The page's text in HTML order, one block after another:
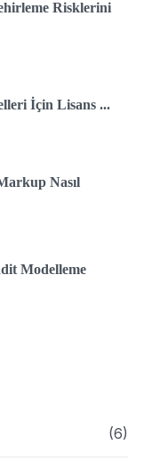
Risklerini
İçin Lisans ...
Nasıl
Modelleme
(6)